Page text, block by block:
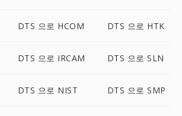
DTS 으로 HCOM DTS 으로 HTK
DTS 으로 IRCAM DTS 으로 SLN
DTS 으로 NIST DTS 으로 SMP